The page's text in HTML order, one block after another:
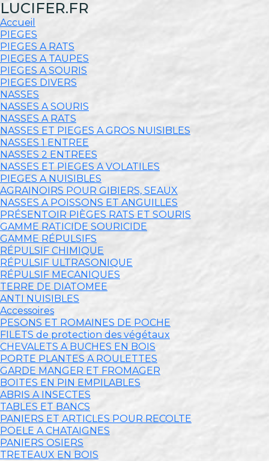
LUCIFER.FR
Accueil
PIEGES
PIEGES A RATS
PIEGES A TAUPES
PIEGES A SOURIS
PIEGES DIVERS
NASSES
NASSES A SOURIS
NASSES A RATS
NASSES ET PIEGES A GROS NUISIBLES
NASSES 1 ENTREE
NASSES 2 ENTREES
NASSES ET PIEGES A VOLATILES
PIEGES A NUISIBLES
AGRAINOIRS POUR GIBIERS, SEAUX
NASSES A POISSONS ET ANGUILLES
PRÉSENTOIR PIÈGES RATS ET SOURIS
GAMME RATICIDE SOURICIDE
GAMME RÉPULSIFS
RÉPULSIF CHIMIQUE
RÉPULSIF ULTRASONIQUE
RÉPULSIF MECANIQUES
TERRE DE DIATOMEE
ANTI NUISIBLES
Accessoires
PESONS ET ROMAINES DE POCHE
FILETS de protection des végétaux
CHEVALETS A BUCHES EN BOIS
PORTE PLANTES A ROULETTES
GARDE MANGER ET FROMAGER
BOITES EN PIN EMPILABLES
ABRIS A INSECTES
TABLES ET BANCS
PANIERS ET ARTICLES POUR RECOLTE
POELE A CHATAIGNES
PANIERS OSIERS
TRETEAUX EN BOIS